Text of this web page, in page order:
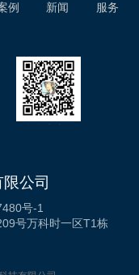
例 新闻 服务
公司
号-1
号万科时一区T1栋